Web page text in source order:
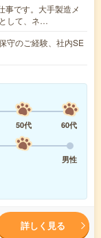
事です。大手製造メ
して、ネ…
守のご経験、社内SE
50代
60代
男性
詳しく見る